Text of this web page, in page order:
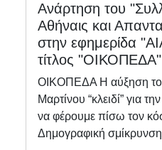
Ανάρτηση του
Αθήναις και
στην εφημερίδα
τίτλος "ΟΙΚΟΠΕΔΑ"
ΟΙΚΟΠΕΔΑ Η αύξηση
Μαρτίνου “κλειδί” για
να φέρουμε πίσω τον
Δημογραφική